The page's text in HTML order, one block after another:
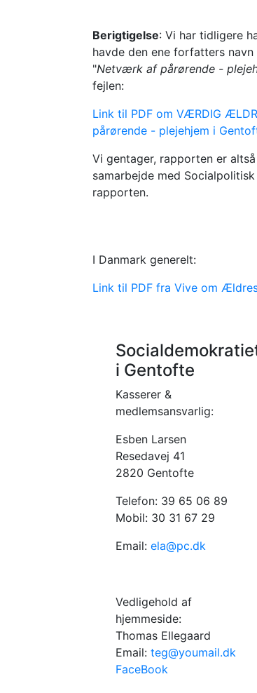
Berigtigelse: Vi har tidligere
havde den ene forfatters
"Netværk af pårørende -
fejlen:
Link til PDF om VÆRDIG
pårørende - plejehjem i
Vi gentager, rapporten er
samarbejde med
rapporten.
I Danmark generelt:
Link til PDF fra Vive om
i Gentofte
Kasserer &
medlemsansvarlig:
Esben Larsen
Resedavej 41
2820 Gentofte
Telefon: 39 65 06 89
Mobil: 30 31 67 29
Email: ela@pc.dk
Vedligehold af
hjemmeside:
Thomas Ellegaard
Email: teg@youmail.dk
FaceBook